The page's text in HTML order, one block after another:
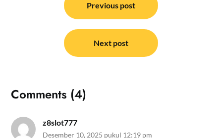
Previous post
Next post
Comments (4)
z8slot777
Desember 10, 2025 pukul 12:19 pm